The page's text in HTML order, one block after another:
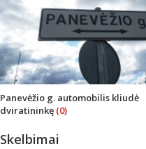
Panevėžio g. automobilis kliudė
dviratininkę (0)
Skelbimai